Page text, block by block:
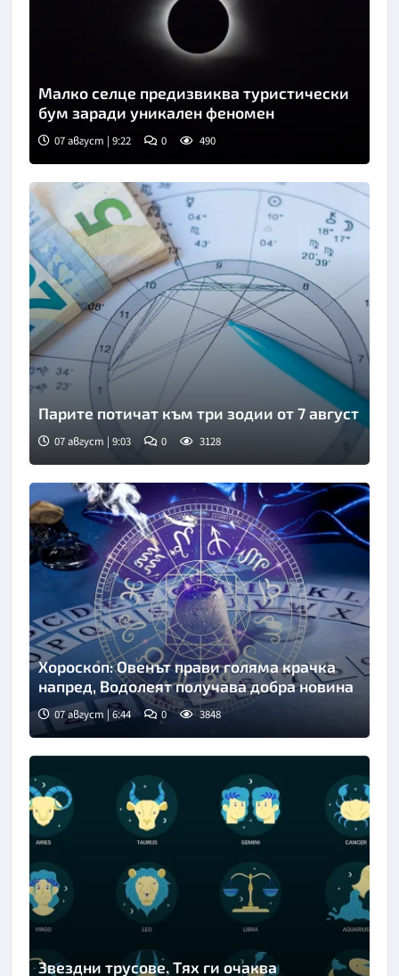
Снимка: Пиксабей
Малко селце предизвиква туристически
бум заради уникален феномен
07 август | 9:22 0 490
Снимка: Фрийпик
Парите потичат към три зодии от 7 август
07 август | 9:03 0 3128
Хороскоп: Овенът прави голяма крачка
напред, Водолеят получава добра новина
07 август | 6:44 0 3848
Звездни трусове. Тях ги очаква